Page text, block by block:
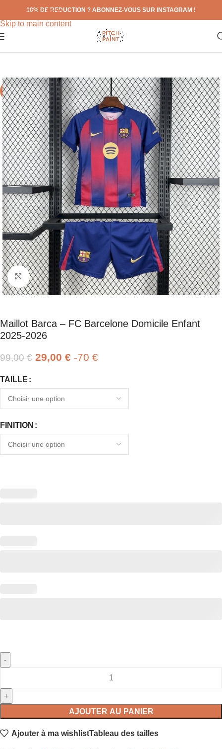
Skip to navigation
Skip to main content
10% DE REDUCTION ? ABONNEZ-VOUS SUR INSTAGRAM !
-71%
Click to enlarge
Maillot Barca – FC Barcelone Domicile Enfant
2025-2026
99,00€ 29,00 € -70 €
TAILLE
FINITION
AJOUTER AU PANIER
Ajouter à ma wishlistTableau des tailles